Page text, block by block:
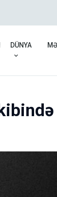
DÜNYA